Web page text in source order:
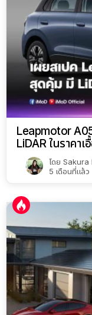
Leapmotor
LiDAR ในราคาเ
โดย Sakura
5 เดือนที่แล้ว